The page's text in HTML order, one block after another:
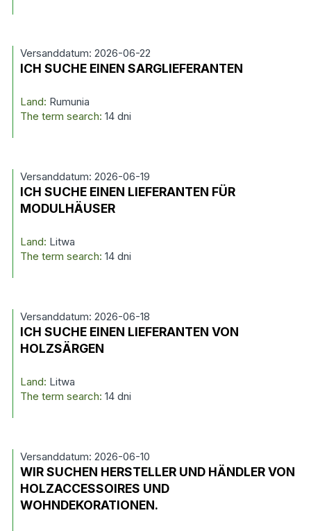
Versanddatum: 2026-06-22
ICH SUCHE EINEN SARGLIEFERANTEN
Land: Rumunia
The term search: 14 dni
Versanddatum: 2026-06-19
ICH SUCHE EINEN LIEFERANTEN FÜR
MODULHÄUSER
Land: Litwa
The term search: 14 dni
Versanddatum: 2026-06-18
ICH SUCHE EINEN LIEFERANTEN VON
HOLZSÄRGEN
Land: Litwa
The term search: 14 dni
Versanddatum: 2026-06-10
WIR SUCHEN HERSTELLER UND HÄNDLER VON
HOLZACCESSOIRES UND
WOHNDEKORATIONEN.